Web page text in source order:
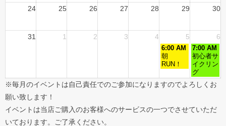
24 25 26 27 28 29 30
31 1 2 3 4 5 6
6:00 AM
朝
RUN！
7:00 AM
初心者サ
イクリン
グ
※毎月のイベントは自己責任でのご参加になりますのでよろしくお
願い致します！
イベントは当店ご購入のお客様へのサービスの一つでさせていただ
いております。ご了承ください。